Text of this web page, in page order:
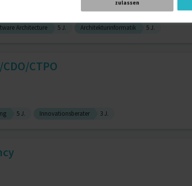
zulassen
Architecture 5 J. Architekturinformatik 5 J.
CTPO
5 J. Innovationsberater 3 J.